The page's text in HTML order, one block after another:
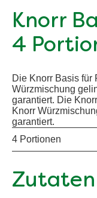
Knorr
4
Die Knorr Basis für
Würzmischung
garantiert. Die
Knorr
garantiert.
4 Portionen
Zutaten